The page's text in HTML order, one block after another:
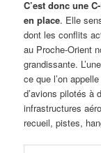
C’est donc une
en place. Elle
dont les conflits
au Proche-Orient
grandissante.
ce que l’on
d’avions pilotés à
infrastructures
recueil, pistes,